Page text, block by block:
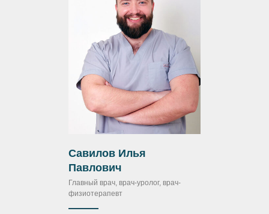
Савилов Илья
Павлович
Главный врач, врач-уролог, врач-
физиотерапевт